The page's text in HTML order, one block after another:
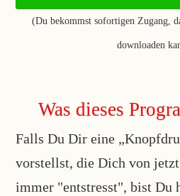
(Du bekommst sofortigen Zugang,
downloaden
Was dieses
Falls Du Dir eine
vorstellst, die Dich von
immer "entstresst", bist Du